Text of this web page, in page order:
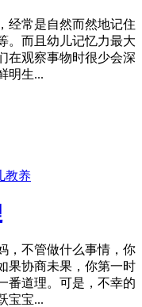
经常是自然而然地记住
。而且幼儿记忆力最大
在观察事物时很少会深
明生...
教养
，不管做什么事情，你
果协商未果，你第一时
番道理。可是，不幸的
宝宝...